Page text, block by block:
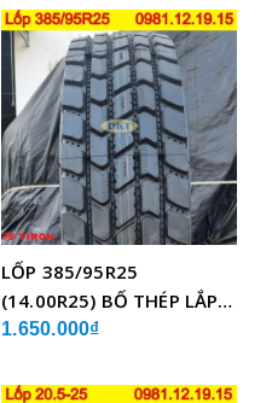
LỐP 385/95R25
(14.00R25) BỐ THÉP LẮP
XE CẨU
1.650.000₫